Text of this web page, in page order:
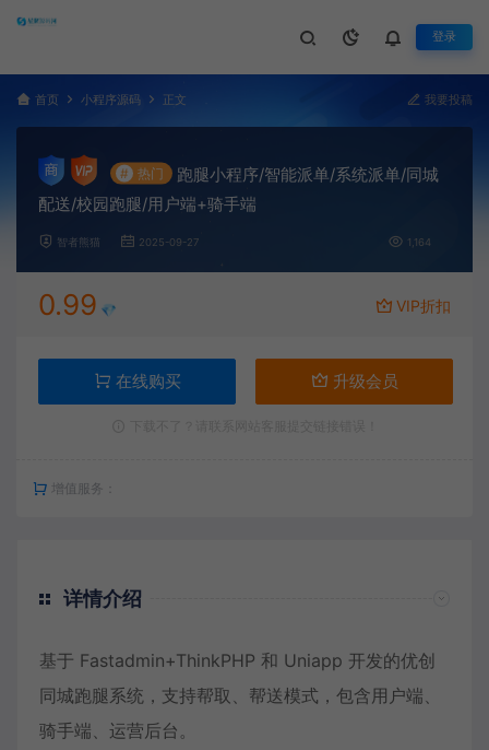
登录
首页 小程序源码 正文 我要投稿
# 热门
跑腿小程序/智能派单/系统派单/同城
配送/校园跑腿/用户端+骑手端
智者熊猫 2025-09-27 1,164
0.99 💎 VIP折扣
在线购买 升级会员
增值服务：
详情介绍
基于 Fastadmin+ThinkPHP 和 Uniapp 开发的优创
同城跑腿系统，支持帮取、帮送模式，包含用户端、
骑手端、运营后台。